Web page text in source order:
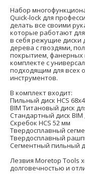
Набор
Quick-lock для
делать все своими
которые работают
в себя режущие диски
дерева с гвоздями,
покрытием, фанерных
комплекте с
подходящим для всех
инструментов.
В комплект входит:
Пильный диск HCS
BIM Титановый диск
Стандартный диск
Скребок HCS 52 мм
Твердосплавный
Твердосплавный
Сегментный пильный
Лезвия Moretop Tools
долговечностью и